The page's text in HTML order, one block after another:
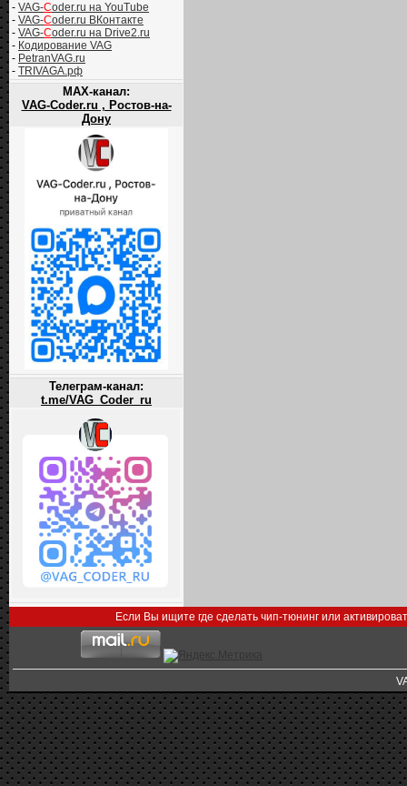
- VAG-Coder.ru на YouTube
- VAG-Coder.ru ВКонтакте
- VAG-Coder.ru на Drive2.ru
- Кодирование VAG
- PetranVAG.ru
- TRIVAGA.рф
MAX-канал:
VAG-Coder.ru , Ростов-на-
Дону
Телеграм-канал:
t.me/VAG_Coder_ru
Если Вы ищите где сделать чип-тюнинг или